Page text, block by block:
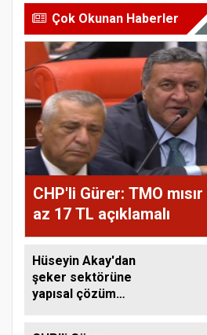
Çok Okunan Haberler
CHP'li Gürer: TMO mısır
az 17 TL açıklamalı
Hüseyin Akay'dan
şeker sektörüne
yapısal çözüm